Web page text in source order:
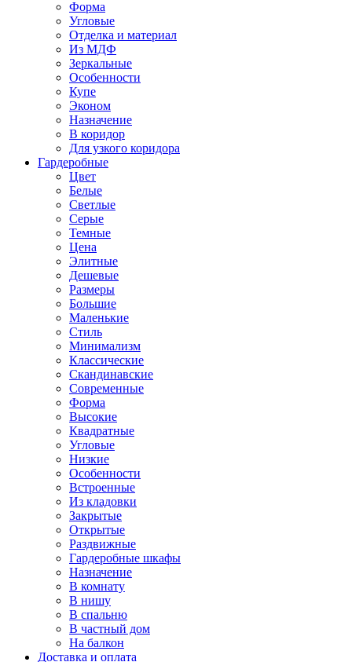
Форма
Угловые
Отделка и материал
Из МДФ
Зеркальные
Особенности
Купе
Эконом
Назначение
В коридор
Для узкого коридора
Гардеробные
Цвет
Белые
Светлые
Серые
Темные
Цена
Элитные
Дешевые
Размеры
Большие
Маленькие
Стиль
Минимализм
Классические
Скандинавские
Современные
Форма
Высокие
Квадратные
Угловые
Низкие
Особенности
Встроенные
Из кладовки
Закрытые
Открытые
Раздвижные
Гардеробные шкафы
Назначение
В комнату
В нишу
В спальню
В частный дом
На балкон
Доставка и оплата